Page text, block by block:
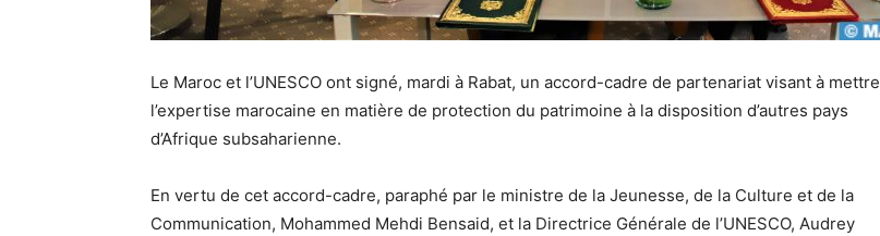
Le Maroc et l’UNESCO ont signé, mardi à Rabat, un accord-cadre de partenariat visant à mettre
l’expertise marocaine en matière de protection du patrimoine à la disposition d’autres pays
d’Afrique subsaharienne.
En vertu de cet accord-cadre, paraphé par le ministre de la Jeunesse, de la Culture et de la
Communication, Mohammed Mehdi Bensaid, et la Directrice Générale de l’UNESCO, Audrey